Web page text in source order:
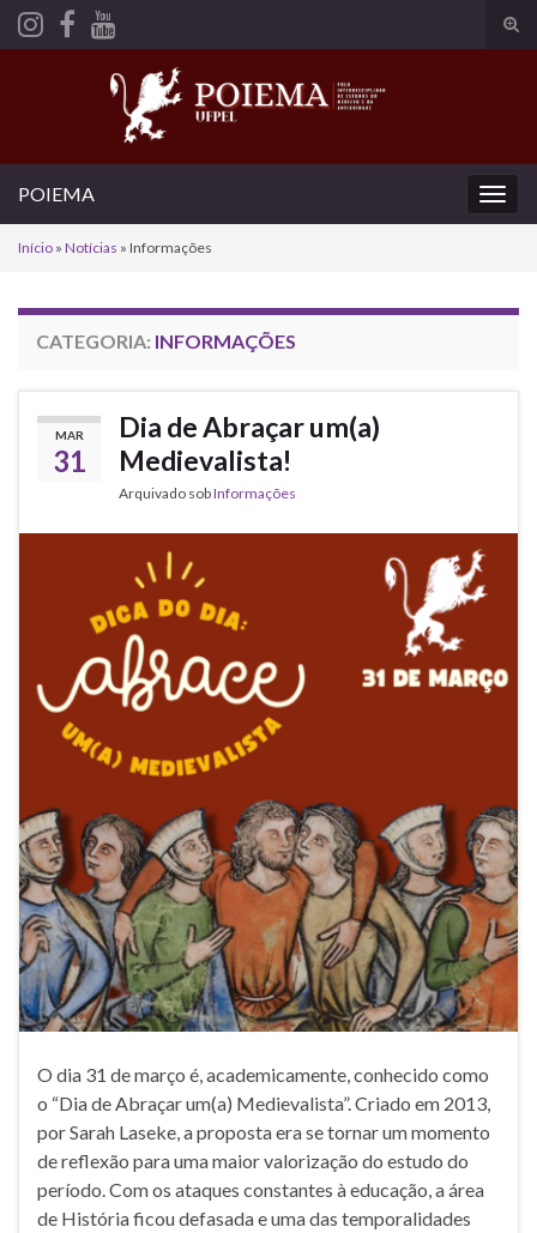
Search for:
POIEMA
Início » Notícias » Informações
CATEGORIA: INFORMAÇÕES
MAR
31
Dia de Abraçar um(a)
Medievalista!
Arquivado sobInformações
O dia 31 de março é, academicamente, conhecido como
o “Dia de Abraçar um(a) Medievalista”. Criado em 2013,
por Sarah Laseke, a proposta era se tornar um momento
de reflexão para uma maior valorização do estudo do
período. Com os ataques constantes à educação, a área
de História ficou defasada e uma das temporalidades